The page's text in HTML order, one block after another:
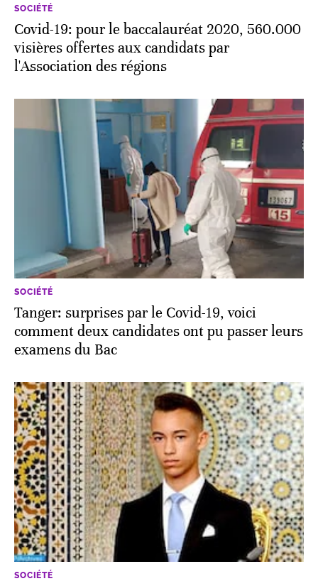
SOCIÉTÉ
Covid-19: pour le baccalauréat 2020, 560.000
visières offertes aux candidats par
l'Association des régions
SOCIÉTÉ
Tanger: surprises par le Covid-19, voici
comment deux candidates ont pu passer leurs
examens du Bac
SOCIÉTÉ